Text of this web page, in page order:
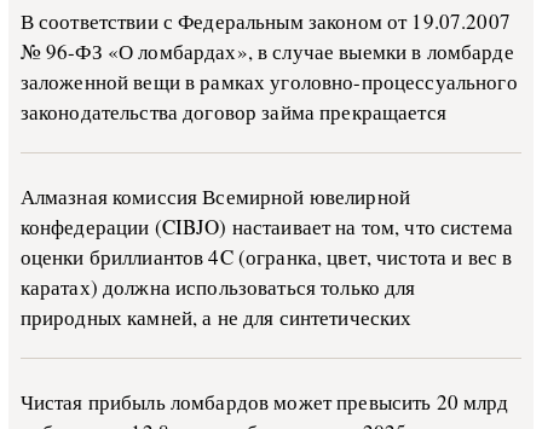
В со­о­т­вет­ствии с Фе­де­раль­ным за­ко­ном от 19.07.2007
№ 96-ФЗ «О ло­м­бар­дах», в слу­чае вы­е­м­ки в ло­м­бар­де
за­ло­жен­ной ве­щи в ра­м­ках уго­ло­в­но-­про­цес­су­аль­но­го
за­ко­но­да­тель­ства до­го­вор зай­ма пре­кра­ща­ет­ся
Алмазная комиссия Всемирной ювелирной
конфедерации (CIBJO) настаивает на том, что система
оценки бриллиантов 4C (огранка, цвет, чистота и вес в
каратах) должна использоваться только для
природных камней, а не для синтетических
Чистая прибыль ломбардов может превысить 20 млрд